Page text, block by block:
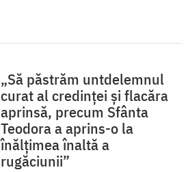
„Să păstrăm untdelemnul
curat al credinței și flacăra
aprinsă, precum Sfânta
Teodora a aprins-o la
înălțimea înaltă a
rugăciunii”